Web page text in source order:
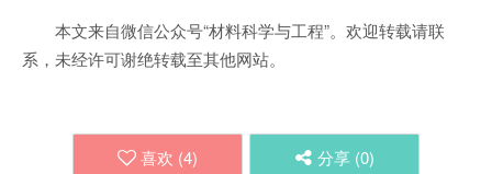
本文来自微信公众号“材料科学与工程”。欢迎转载请联
系，未经许可谢绝转载至其他网站。
喜欢 (4) 分享 (0)